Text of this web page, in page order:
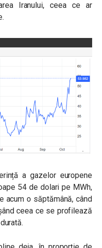
Iranului, ceea ce ar
a gazelor europene
54 de dolari pe MWh,
o săptămână, când
ceea ce se profilează